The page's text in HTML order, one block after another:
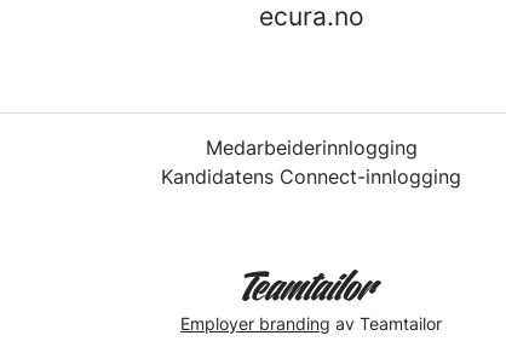
ecura.no
Medarbeiderinnlogging
Kandidatens Connect-innlogging
Employer branding av Teamtailor